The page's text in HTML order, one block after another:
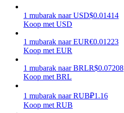
Macht varkentje
1 mubarak naar USD$0.01414
Koop met USD
1 mubarak naar EUR€0.01223
Koop met EUR
1 mubarak naar BRLR$0.07208
Koop met BRL
1 mubarak naar RUB₽1.16
Koop met RUB